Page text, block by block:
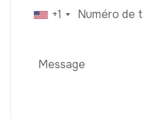
+1